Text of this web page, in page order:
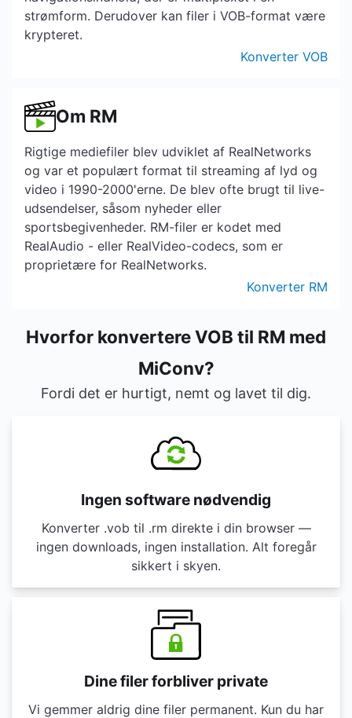
strømform. Derudover kan filer i VOB-format være
krypteret.
Konverter VOB
Om RM
Rigtige mediefiler blev udviklet af RealNetworks
og var et populært format til streaming af lyd og
video i 1990-2000'erne. De blev ofte brugt til live-
udsendelser, såsom nyheder eller
sportsbegivenheder. RM-filer er kodet med
RealAudio - eller RealVideo-codecs, som er
proprietære for RealNetworks.
Konverter RM
Hvorfor konvertere VOB til RM med
MiConv?
Fordi det er hurtigt, nemt og lavet til dig.
Ingen software nødvendig
Konverter .vob til .rm direkte i din browser —
ingen downloads, ingen installation. Alt foregår
sikkert i skyen.
Dine filer forbliver private
Vi gemmer aldrig dine filer permanent. Kun du har